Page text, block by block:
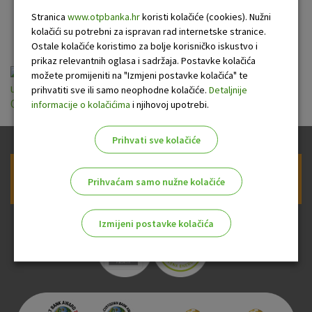
online bankarstva OTPgo
Naknade OTP banke za transakcijske racune,
usluge platnog prometa i online bankarstva
OTPgo_01042025.pdf
Prijava na newsletter OTP banke
Stranica www.otpbanka.hrkoristi kolačiće (cookies). Nužni
kolačići su potrebni za ispravan rad internetske stranice.
Ostale kolačiće koristimo za bolje korisničko iskustvo i
prikaz relevantnih oglasa i sadržaja. Postavke kolačića
možete promijeniti na "Izmjeni postavke kolačića" te
prihvatiti sve ili samo neophodne kolačiće. Detaljnije
informacije o kolačićima i njihovoj upotrebi.
Prihvati sve kolačiće
Prihvaćam samo nužne kolačiće
Izmijeni postavke kolačića